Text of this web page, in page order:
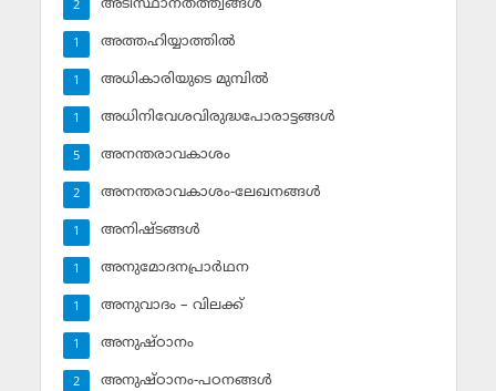
2
അത്തഹിയ്യാത്തില്‍
1
അധികാരിയുടെ മുമ്പില്‍
1
അധിനിവേശവിരുദ്ധപോരാട്ടങ്ങള്‍
1
അനന്തരാവകാശം
5
അനന്തരാവകാശം-ലേഖനങ്ങള്‍
2
അനിഷ്ടങ്ങള്‍
1
അനുമോദനപ്രാര്‍ഥന
1
അനുവാദം – വിലക്ക്‌
1
അനുഷ്ഠാനം
1
അനുഷ്ഠാനം-പഠനങ്ങള്‍
2